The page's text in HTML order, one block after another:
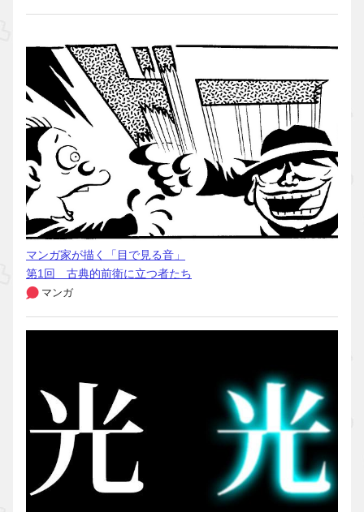
マンガ家が描く「目で見る音」
第1回 古典的前衛に立つ者たち
マンガ